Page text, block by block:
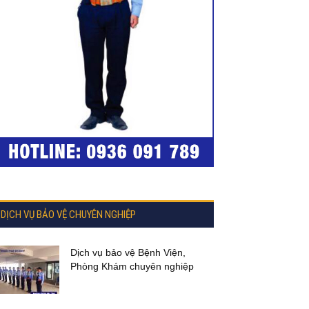
DỊCH VỤ BẢO VỆ CHUYÊN NGHIỆP
Dịch vụ bảo vệ Bệnh Viện,
Phòng Khám chuyên nghiệp